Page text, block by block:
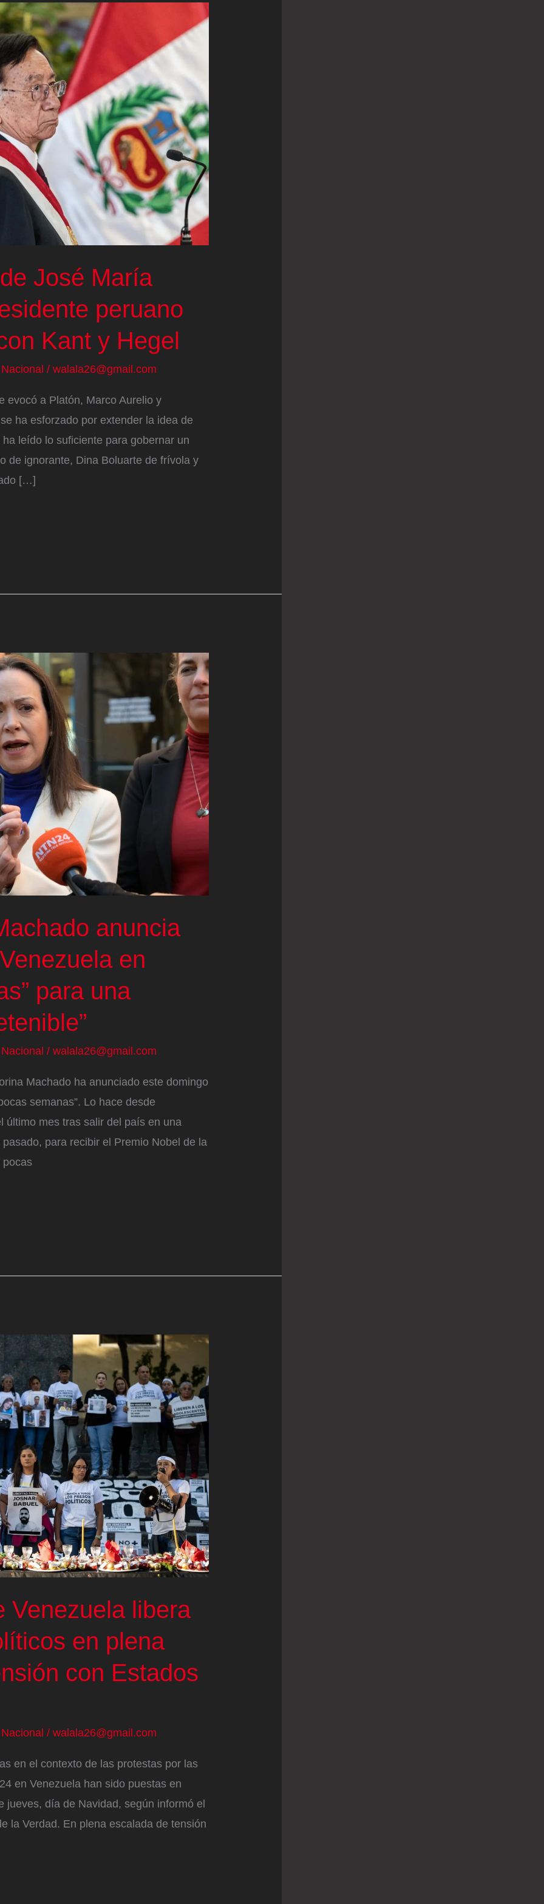
José María
peruano
Kant y Hegel
Nacional / walala26@gmail.com
evocó a Platón, Marco Aurelio y
ha esforzado por extender la idea de
leído lo suficiente para gobernar un
de ignorante, Dina Boluarte de frívola y
[…]
anuncia
en
para una
Nacional / walala26@gmail.com
Machado ha anunciado este domingo
semanas”. Lo hace desde
último mes tras salir del país en una
para recibir el Premio Nobel de la
pocas
Venezuela libera
en plena
con Estados
Nacional / walala26@gmail.com
en el contexto de las protestas por las
en Venezuela han sido puestas en
jueves, día de Navidad, según informó el
la Verdad. En plena escalada de tensión